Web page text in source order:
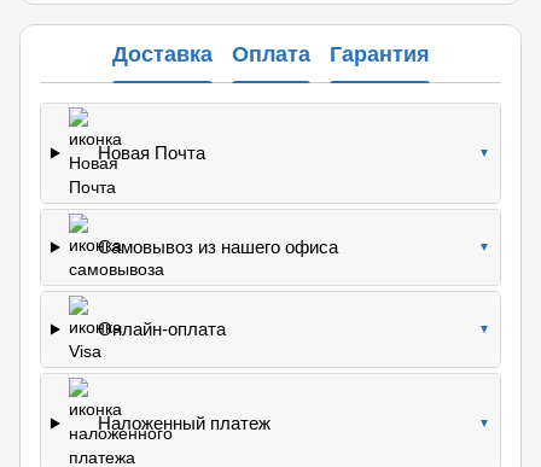
Доставка Оплата Гарантия
Новая Почта ▼
Самовывоз из нашего офиса ▼
Онлайн-оплата ▼
Наложенный платеж ▼